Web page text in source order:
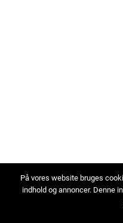
På vores website bruges
indhold og annoncer. Denne